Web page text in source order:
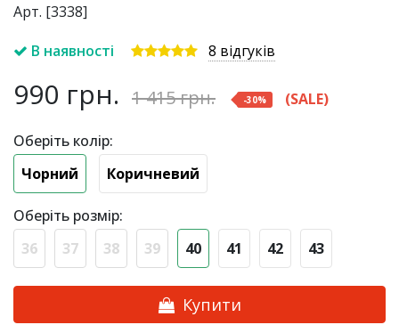
Арт. [3338]
В наявності
8 відгуків
990 грн. 1 415грн. -30% (SALE)
Оберіть колір:
Чорний
Коричневий
Оберіть розмір:
36
37 38 39 40 41 42 43
Купити